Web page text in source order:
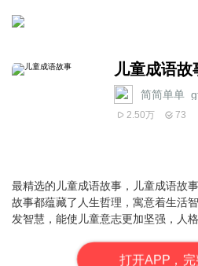
儿童成语故
简简单单
2.50万 73
最精选的儿童成语故事，儿童成语故
故事都蕴藏了人生哲理，寓意着生活
发智慧，能使儿童意志更加坚强，人
打开APP，完